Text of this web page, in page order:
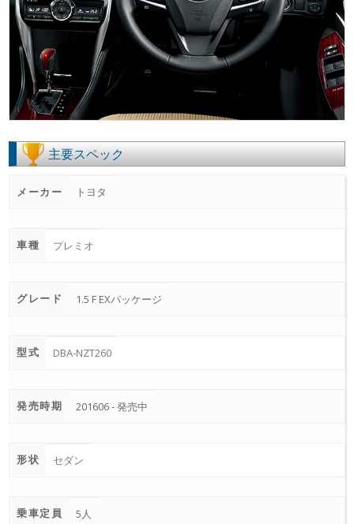
主要スペック
メーカー トヨタ
車種 プレミオ
グレード 1.5 F EXパッケージ
型式 DBA-NZT260
発売時期 201606 - 発売中
形状 セダン
乗車定員 5人